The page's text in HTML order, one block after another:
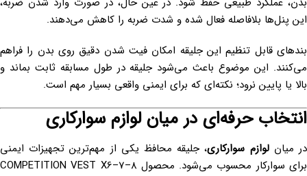
این پنل‌ها بلافاصله فعال شده و شدت ضربه را کاهش می‌دهند.
بندهای قابل تنظیم این جلیقه امکان فیت شدن دقیق روی بدن را فراهم
می‌کنند. این موضوع باعث می‌شود جلیقه در طول مسابقه ثابت بماند و
بالا یا پایین نرود؛ نکته‌ای که برای ایمنی واقعی بسیار مهم است.
انتخاب حرفه‌ای در میان لوازم سوارکاری
در میانلوازم سوارکاری، جلیقه محافظ یکی از مهم‌ترین تجهیزات ایمنی
برای سوارکار محسوب می‌شود. محصول COMPETITION VEST X6–7–8